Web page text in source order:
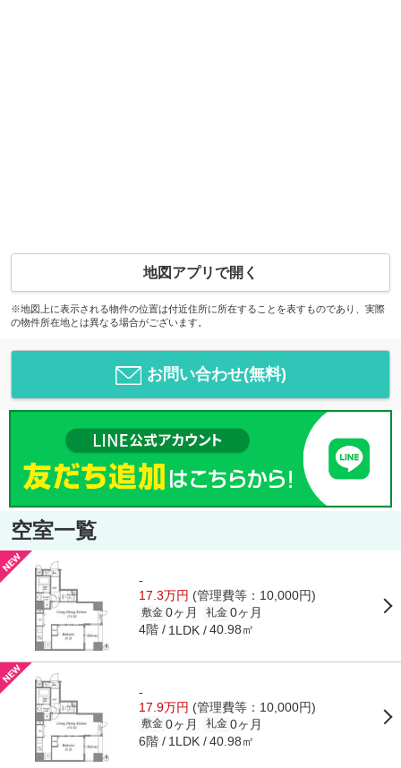
地図アプリで開く
※地図上に表示される物件の位置は付近住所に所在することを表すものであり、実際
の物件所在地とは異なる場合がございます。
お問い合わせ(無料)
空室一覧
-
17.3万円 (管理費等：10,000円)
敷金 0ヶ月 礼金 0ヶ月
4階 1LDK 40.98㎡
-
17.9万円 (管理費等：10,000円)
敷金 0ヶ月 礼金 0ヶ月
6階 1LDK 40.98㎡